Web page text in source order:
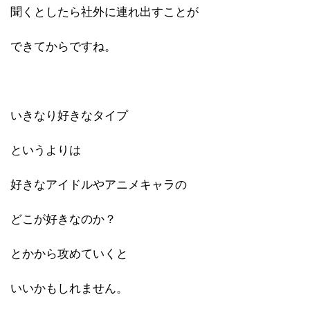
聞くとしたら社外に連れ出すことが
できてからですね。
いきなり好きなタイプ
というよりは
好きなアイドルやアニメキャラの
どこが好きなのか？
とかから攻めていくと
いいかもしれません。